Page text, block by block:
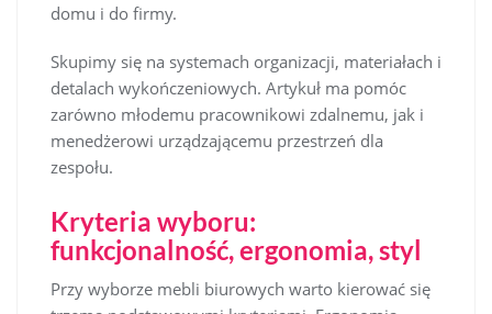
domu i do firmy.
Skupimy się na systemach organizacji, materiałach i
detalach wykończeniowych. Artykuł ma pomóc
zarówno młodemu pracownikowi zdalnemu, jak i
menedżerowi urządzającemu przestrzeń dla
zespołu.
Kryteria wyboru:
funkcjonalność, ergonomia, styl
Przy wyborze mebli biurowych warto kierować się